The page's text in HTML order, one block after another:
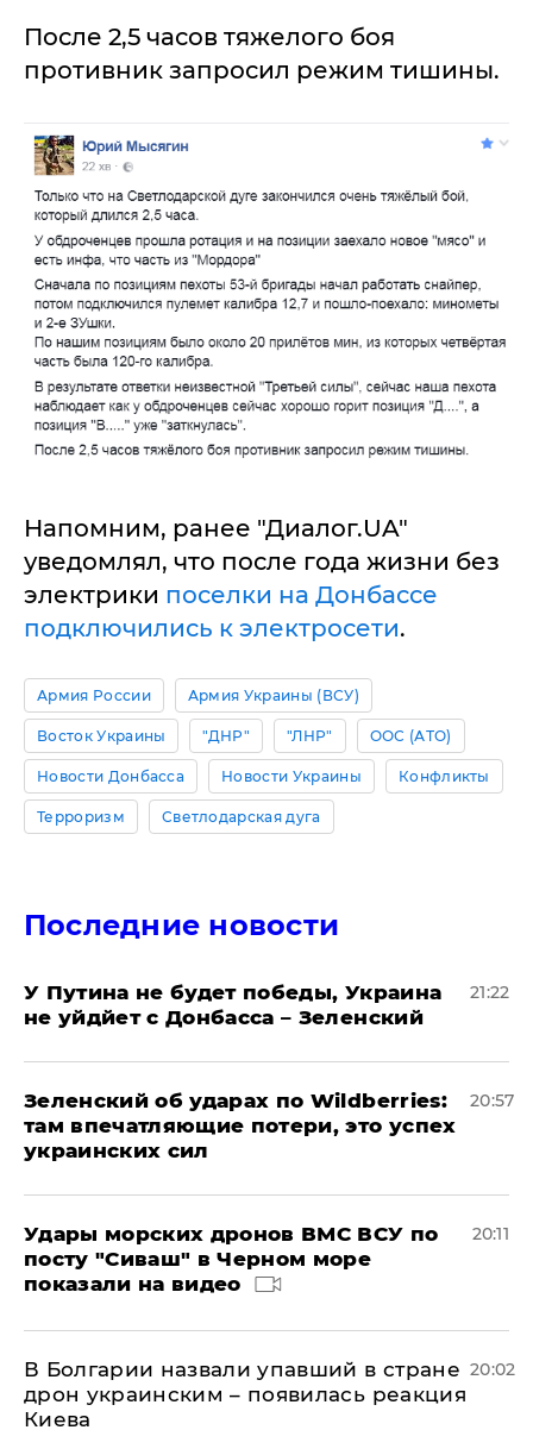
После 2,5 часов тяжелого боя
противник запросил режим тишины.
Напомним, ранее "Диалог.UA"
уведомлял, что после года жизни без
электрики поселки на Донбассе
подключились к электросети.
Армия России Армия Украины (ВСУ)
Восток Украины "ДНР" "ЛНР" ООС (АТО)
Новости Донбасса Новости Украины Конфликты
Терроризм Светлодарская дуга
Последние новости
У Путина не будет победы, Украина
не уйдйет с Донбасса – Зеленский
21:22
Зеленский об ударах по Wildberries:
там впечатляющие потери, это успех
украинских сил
20:57
Удары морских дронов ВМС ВСУ по
посту "Сиваш" в Черном море
показали на видео
20:11
В Болгарии назвали упавший в стране
дрон украинским – появилась реакция
Киева
20:02